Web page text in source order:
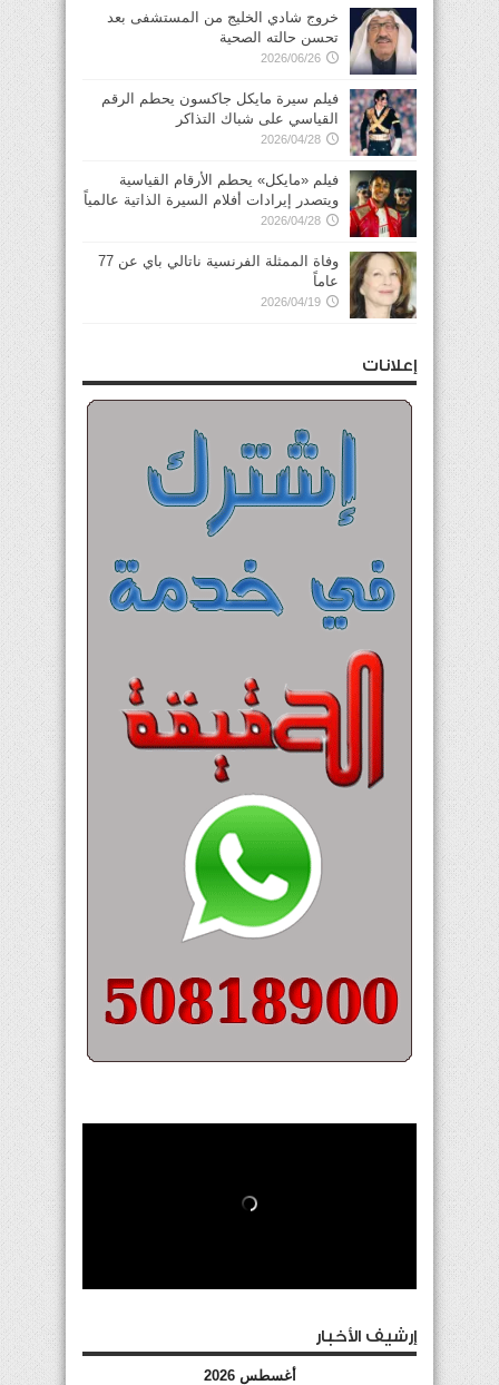
خروج شادي الخليج من المستشفى بعد
تحسن حالته الصحية
2026/06/26
فيلم سيرة مايكل جاكسون يحطم الرقم
القياسي على شباك التذاكر
2026/04/28
فيلم «مايكل» يحطم الأرقام القياسية
ويتصدر إيرادات أفلام السيرة الذاتية عالمياً
2026/04/28
وفاة الممثلة الفرنسية ناتالي باي عن 77
عاماً
2026/04/19
إعلانات
إرشيف الأخبار
أغسطس 2026